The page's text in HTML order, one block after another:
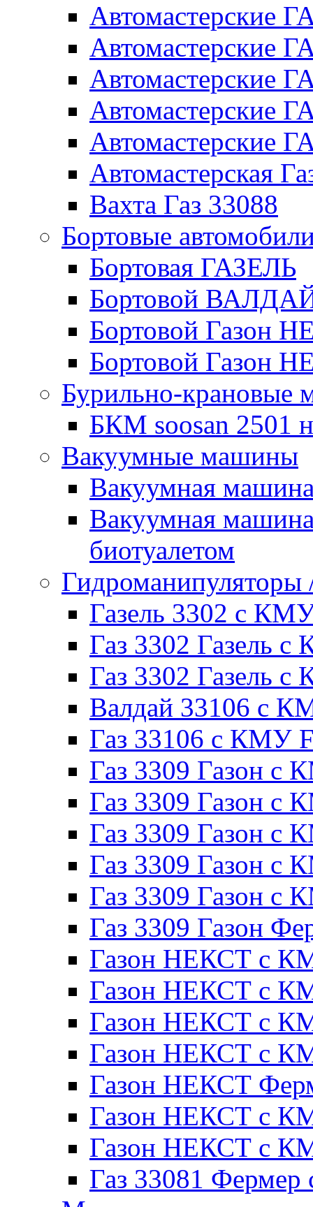
Автомастерские
Автомастерские
Автомастерские
Автомастерские
Автомастерская
Вахта Газ 33088
Бортовые
Бортовая ГАЗЕЛЬ
Бортовой
Бортовой Газон
Бортовой Газон
Бурильно-крановые
БКМ soosan 2501
Вакуумные машины
Вакуумная
Вакуумная
биотуалетом
Газель 3302 с
Газ 3302 Газель
Газ 3302 Газель
Валдай 33106 с
Газ 33106 с КМУ
Газ 3309 Газон с
Газ 3309 Газон с
Газ 3309 Газон с
Газ 3309 Газон с
Газ 3309 Газон с
Газ 3309 Газон
Газон НЕКСТ с
Газон НЕКСТ с
Газон НЕКСТ с
Газон НЕКСТ с
Газон НЕКСТ
Газон НЕКСТ с
Газон НЕКСТ с
Газ 33081